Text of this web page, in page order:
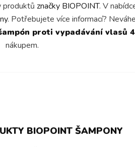
produktů značky BIOPOINT. V
. Potřebujete více informací?
proti vypadávání vlasů
nákupem.
BIOPOINT ŠAMPONY